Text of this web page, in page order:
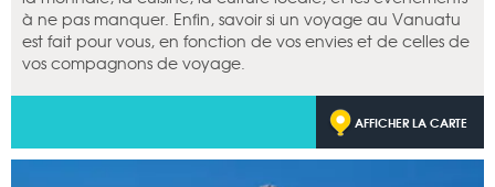
à ne pas manquer. Enfin, savoir si un voyage au Vanuatu
est fait pour vous, en fonction de vos envies et de celles de
vos compagnons de voyage.
AFFICHER LA CARTE